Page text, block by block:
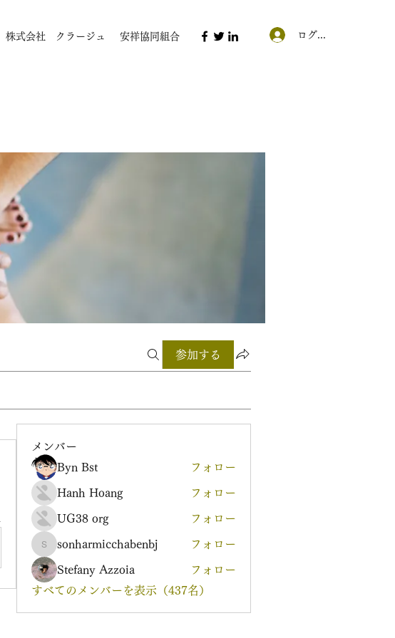
株式会社 クラージュ 安祥協同組合 ログイン
参加する
メンバー
Byn Bst
フォロー
Hanh Hoang フォロー
UG38 org フォロー
sonharmicchabenbj
sonharmicchabenbj フォロー
Stefany Azzoia
フォロー
すべてのメンバーを表示（437名）